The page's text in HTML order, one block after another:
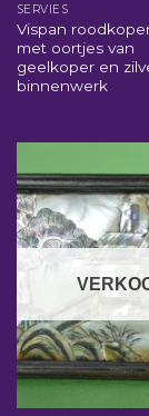
SERVIES
Vispan
met oortjes van
geelkoper en
binnenwerk